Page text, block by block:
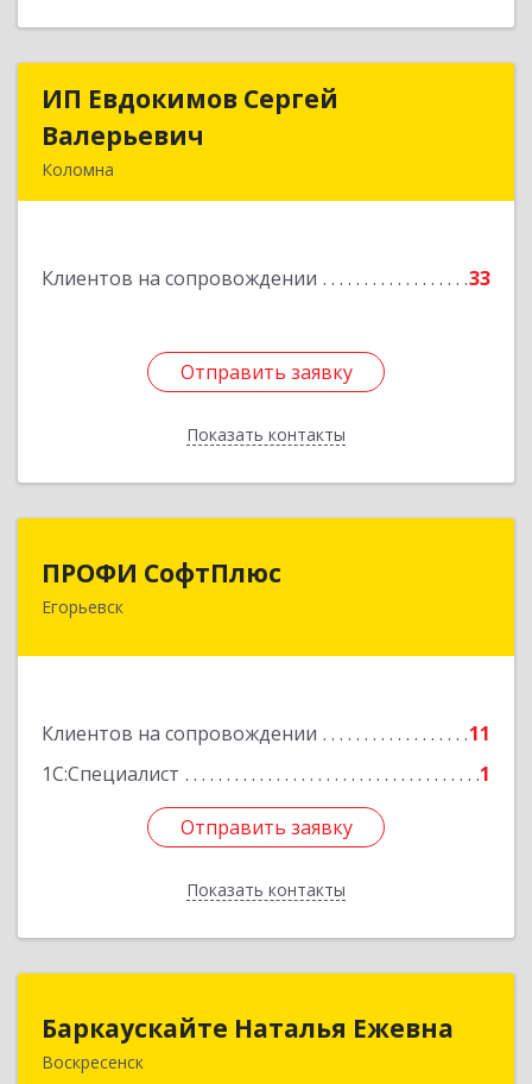
ИП Евдокимов Сергей
Валерьевич
Коломна
Клиентов на сопровождении 33
Отправить заявку
Показать контакты
ИП Евдокимов Сергей
Подробнее
Отправить заявку
Назад
ПРОФИ СофтПлюс
Егорьевск
Клиентов на сопровождении
11
1С:Специалист
1
Отправить заявку
Показать контакты
Отправить заявку
Назад
Баркаускайте Наталья Ежевна
Воскресенск
Баркаускайте Наталья Ежевна
140222, Московская обл, Воскресенский р-н,